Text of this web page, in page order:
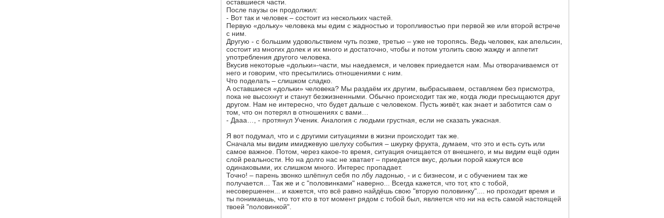
оставшиеся части.
После паузы он продолжил:
- Вот так и человек – состоит из нескольких частей.
Первую «дольку» человека мы едим с жадностью и торопливостью при первой же или второй встрече
с ним.
Другую - с большим удовольствием чуть позже, третью – уже не торопясь. Ведь человек, как апельсин,
состоит из многих долек и их много и достаточно, чтобы и потом утолить свою жажду и аппетит
употребления другого человека.
Вкусив некоторые «дольки»-части, мы наедаемся, и человек приедается нам. Мы отворачиваемся от
него и говорим, что пресытились отношениями с ним.
Что поделать – слишком сладко.
А оставшиеся «дольки» человека? Мы раздаём их другим, выбрасываем, оставляем без присмотра,
пока не высохнут и станут безжизненными. Обычно происходит так же, когда люди пресыщаются друг
другом. Нам не интересно, что будет дальше с человеком. Пусть живёт, как знает и заботится сам о
том, что он потерял в отношениях с вами…
- Дааа…, - протянул Ученик. Аналогия с людьми грустная, если не сказать ужасная.
Я вот подумал, что и с другими ситуациями в жизни происходит так же.
Сначала мы видим имиджевую шелуху события – шкурку фрукта, думаем, что это и есть суть или
самое важное. Потом, через какое-то время, ситуация очищается от внешнего, и мы видим ещё один
слой реальности. Но на долго нас не хватает – приедается вкус, дольки порой кажутся все
одинаковыми, их слишком много. Интерес пропадает.
Точно! – парень звонко шлёпнул себя по лбу ладонью, - и с бизнесом, и с обучением так же
получается… Так же и с "половинками" наверно... Всегда кажется, что тот, кто с тобой,
несовершенен... и кажется, что всё равно найдёшь свою "вторую половинку".... но проходит время и
ты понимаешь, что тот кто в тот момент рядом с тобой был, является что ни на есть самой настоящей
твоей "половинкой".